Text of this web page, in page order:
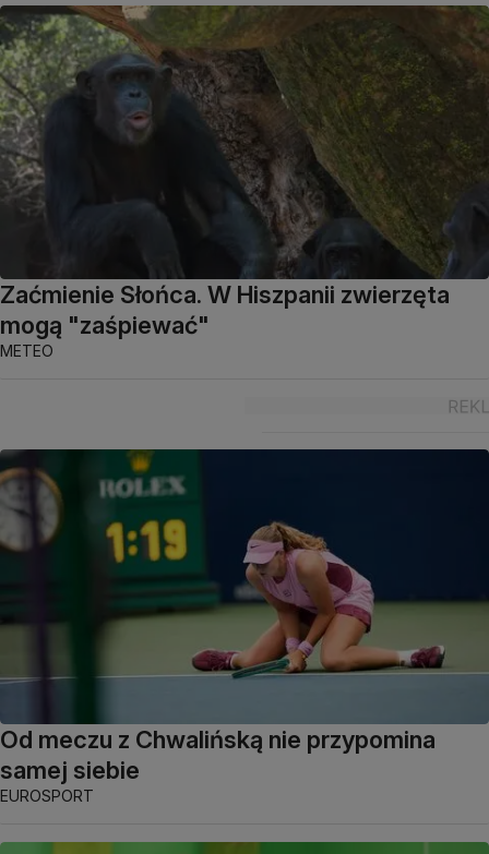
Zaćmienie Słońca. W Hiszpanii zwierzęta
mogą "zaśpiewać"
METEO
Od meczu z Chwalińską nie przypomina
samej siebie
EUROSPORT